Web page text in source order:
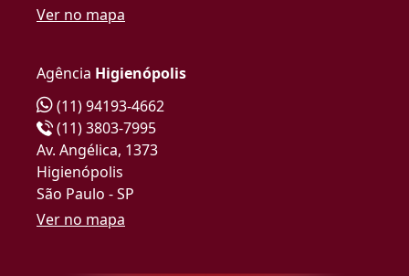
Ver no mapa
Agência Higienópolis
(11) 94193-4662
(11) 3803-7995
Av. Angélica, 1373
Higienópolis
São Paulo - SP
Ver no mapa